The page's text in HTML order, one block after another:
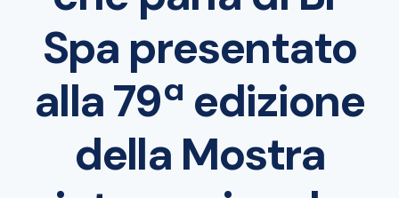
Spa presentato
alla 79ª edizione
della Mostra